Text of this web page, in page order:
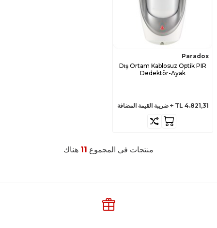
Paradox
Dış Ortam Kablosuz Optik PIR
Dedektör-Ayak
4.821,31 ضريبة القيمة المضافة
منتجات في المجموع 11 هناك